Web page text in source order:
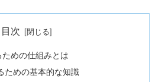
目次
ための仕組みとは
ための基本的な知識